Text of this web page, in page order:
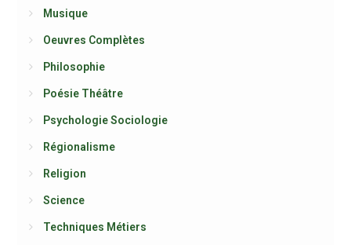
Musique
Oeuvres Complètes
Philosophie
Poésie Théâtre
Psychologie Sociologie
Régionalisme
Religion
Science
Techniques Métiers